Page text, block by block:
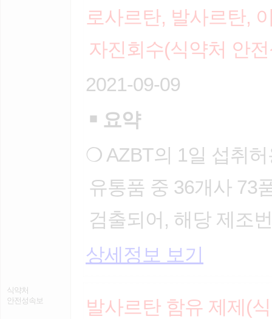
식약처
안전성속보
로사르탄, 발사르탄,
자진회수(식약처 안
2021-09-09
￭ 요약
❍ AZBT의 1일 섭취
유통품 중 36개사 73
검출되어, 해당 제조
상세정보 보기
발사르탄 함유 제제(